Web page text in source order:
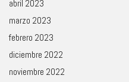
abril 2023
marzo 2023
febrero 2023
diciembre 2022
noviembre 2022